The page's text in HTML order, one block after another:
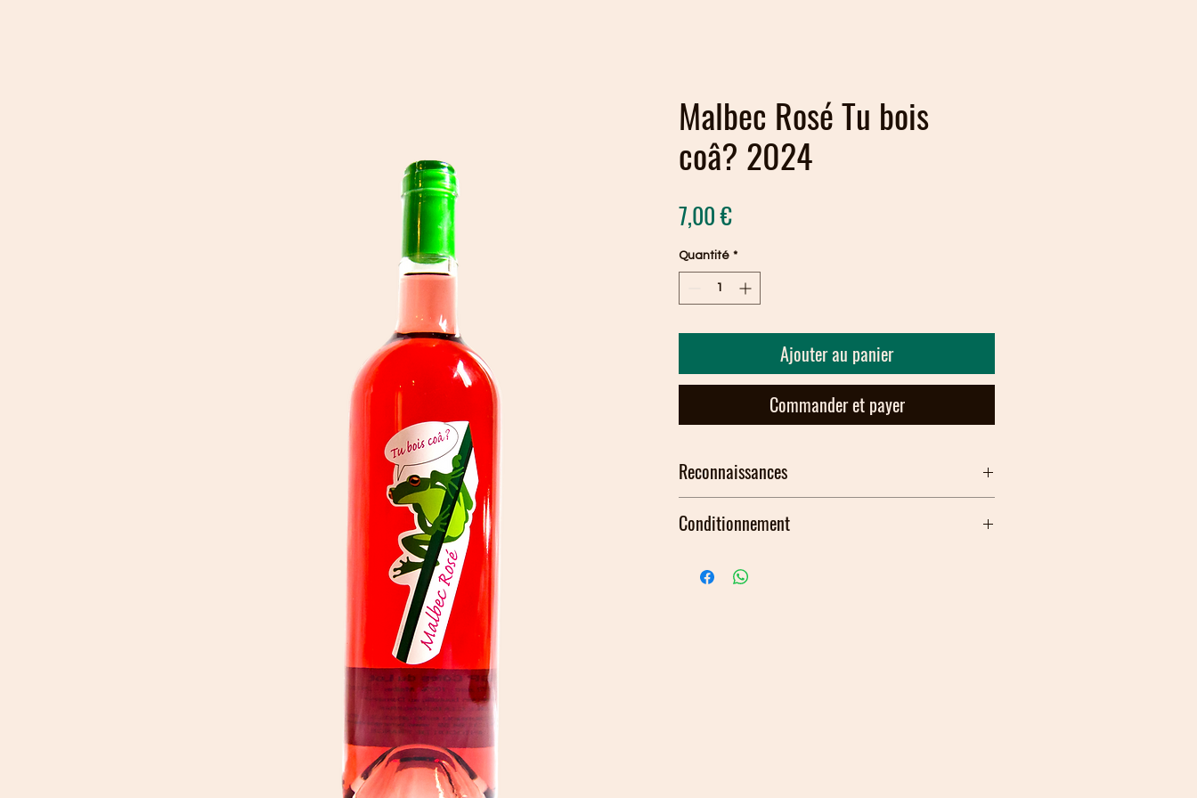
Malbec Rosé Tu bois
coâ? 2024
7,00 €Prix
Quantité *
Ajouter au panier
Commander et payer
Reconnaissances
Conditionnement